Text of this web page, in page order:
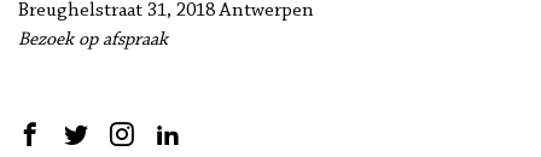
Breughelstraat 31, 2018 Antwerpen
Bezoek op afspraak